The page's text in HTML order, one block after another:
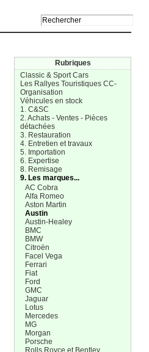
Rubriques
Classic & Sport Cars
Les Rallyes Touristiques CC-
Organisation
Véhicules en stock
1. C&SC
2. Achats - Ventes - Pièces
détachées
3. Restauration
4. Entretien et travaux
5. Importation
6. Expertise
8. Remisage
9. Les marques...
AC Cobra
Alfa Romeo
Aston Martin
Austin
Austin-Healey
BMC
BMW
Citroën
Facel Vega
Ferrari
Fiat
Ford
GMC
Jaguar
Lotus
Mercedes
MG
Morgan
Porsche